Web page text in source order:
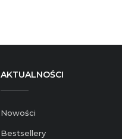
AKTUALNOŚCI
Nowości
Bestsellery